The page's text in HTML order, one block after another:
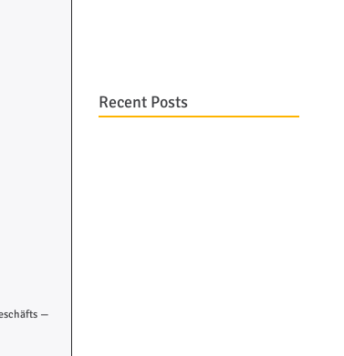
—
Recent Posts